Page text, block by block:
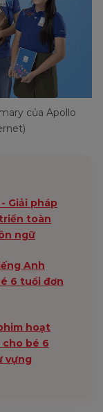
của Apollo
Giải pháp
toàn
ngữ
Anh
6 tuổi đơn
hoạt
bé 6
vựng